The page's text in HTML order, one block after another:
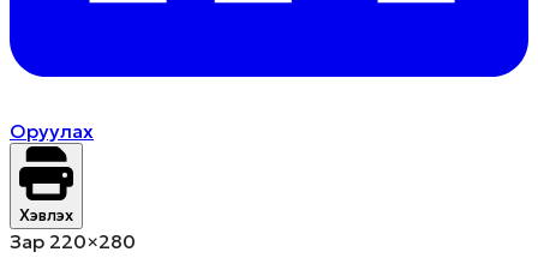
Оруулах
Хэвлэх
Зар 220×280